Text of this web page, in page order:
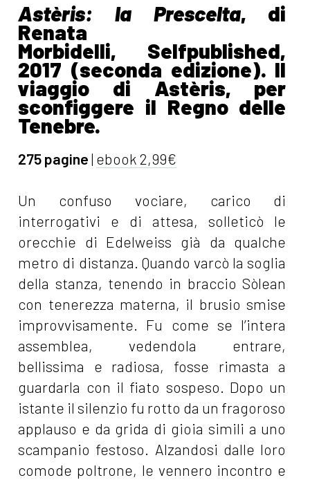
Astèris: la Prescelta, di
Renata
Morbidelli, Selfpublished,
2017 (seconda edizione). Il
viaggio di Astèris, per
sconfiggere il Regno delle
Tenebre.
275 pagine| ebook 2,99€
Un confuso vociare, carico di
interrogativi e di attesa, solleticò le
orecchie di Edelweiss già da qualche
metro di distanza. Quando varcò la soglia
della stanza, tenendo in braccio Sòlean
con tenerezza materna, il brusio smise
improvvisamente. Fu come se l’intera
assemblea, vedendola entrare,
bellissima e radiosa, fosse rimasta a
guardarla con il fiato sospeso. Dopo un
istante il silenzio fu rotto da un fragoroso
applauso e da grida di gioia simili a uno
scampanio festoso. Alzandosi dalle loro
comode poltrone, le vennero incontro e